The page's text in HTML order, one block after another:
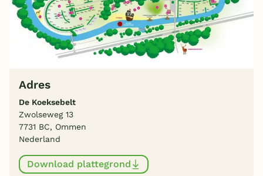
Adres
De Koeksebelt
Zwolseweg 13
7731 BC, Ommen
Nederland
Download plattegrond